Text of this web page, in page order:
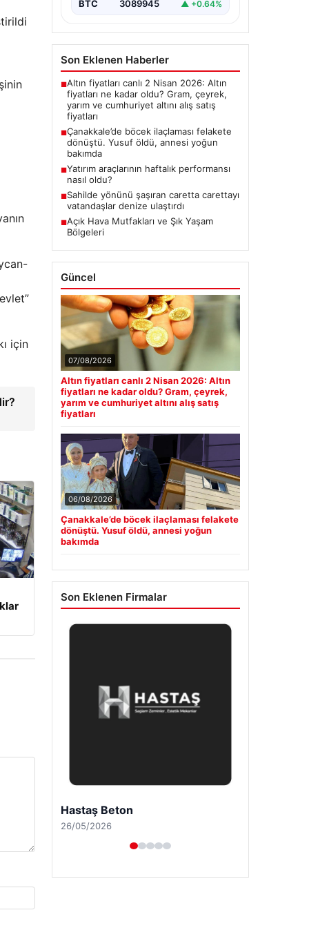
için
BTC 3089945 ▲ +0.64%
Son Eklenen Haberler
■Altın fiyatları canlı 2 Nisan 2026: Altın
fiyatları ne kadar oldu? Gram, çeyrek,
yarım ve cumhuriyet altını alış satış
fiyatları
■Çanakkale’de böcek ilaçlaması felakete
dönüştü. Yusuf öldü, annesi yoğun
bakımda
■Yatırım araçlarının haftalık performansı
nasıl oldu?
■Sahilde yönünü şaşıran caretta carettayı
vatandaşlar denize ulaştırdı
■Açık Hava Mutfakları ve Şık Yaşam
Bölgeleri
Güncel
07/08/2026
Altın fiyatları canlı 2 Nisan 2026: Altın
fiyatları ne kadar oldu? Gram, çeyrek,
yarım ve cumhuriyet altını alış satış
fiyatları
06/08/2026
Çanakkale’de böcek ilaçlaması felakete
dönüştü. Yusuf öldü, annesi yoğun
bakımda
Son Eklenen Firmalar
Prenses Night Club
29/04/2026